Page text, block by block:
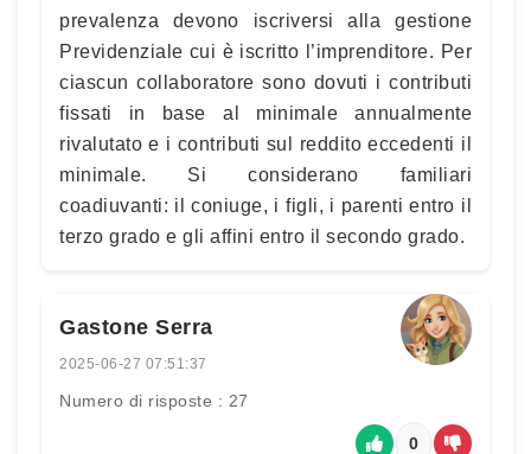
prevalenza devono iscriversi alla gestione
Previdenziale cui è iscritto l’imprenditore. Per
ciascun collaboratore sono dovuti i contributi
fissati in base al minimale annualmente
rivalutato e i contributi sul reddito eccedenti il
minimale. Si considerano familiari
coadiuvanti: il coniuge, i figli, i parenti entro il
terzo grado e gli affini entro il secondo grado.
Gastone Serra
2025-06-27 07:51:37
Numero di risposte : 27
0